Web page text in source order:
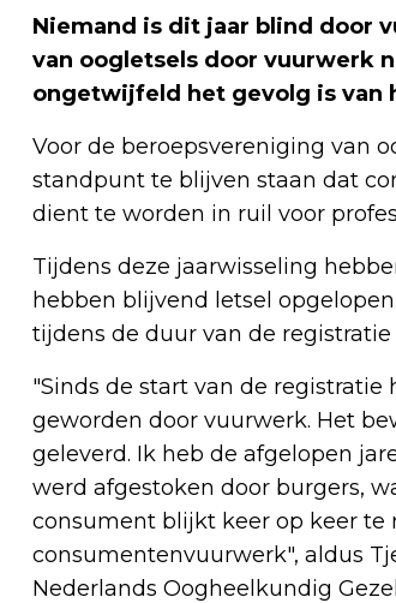
Niemand is dit jaar blind door
van oogletsels door vuurwerk
ongetwijfeld het gevolg is van
Voor de beroepsvereniging van
standpunt te blijven staan dat
dient te worden in ruil voor
Tijdens deze jaarwisseling
hebben blijvend letsel
tijdens de duur van de registratie
"Sinds de start van de
geworden door vuurwerk. Het
geleverd. Ik heb de afgelopen
werd afgestoken door burgers,
consument blijkt keer op keer te
consumentenvuurwerk", aldus
Nederlands Oogheelkundig